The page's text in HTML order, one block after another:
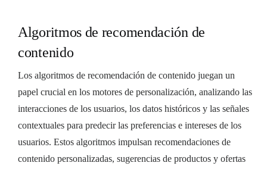
Algoritmos de recomendación de
contenido
Los algoritmos de recomendación de contenido juegan un
papel crucial en los motores de personalización, analizando las
interacciones de los usuarios, los datos históricos y las señales
contextuales para predecir las preferencias e intereses de los
usuarios. Estos algoritmos impulsan recomendaciones de
contenido personalizadas, sugerencias de productos y ofertas